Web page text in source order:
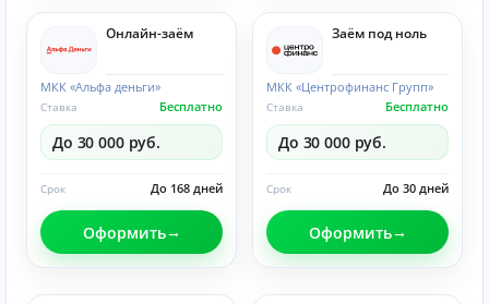
Онлайн-заём
МКК «Альфа деньги»
Бесплатно
Ставка
До 30 000 руб.
До 168 дней
Срок
Оформить
Заём под ноль
МКК «Центрофинанс Групп»
Бесплатно
Ставка
До 30 000 руб.
До 30 дней
Срок
Оформить